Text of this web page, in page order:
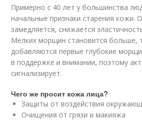
Примерно с 40 лет у большинства
начальные признаки старения кожи.
замедляется, снижается
Мелких морщин становится больше,
добавляются первые глубокие
в поддержке и внимании, поэтому
сигнализирует.
Чего же просит кожа лица?
Защиты от воздействия
Очищения от грязи и макияжа